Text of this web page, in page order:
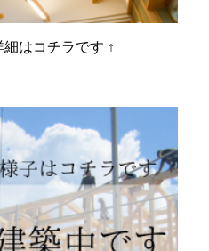
はコチラです ↑